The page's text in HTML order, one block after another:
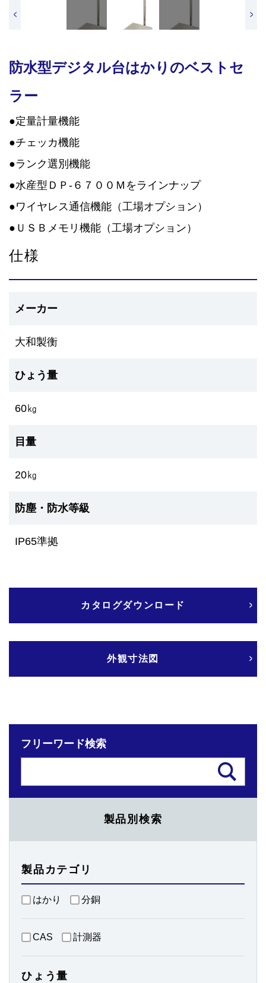
< >
防水型デジタル台はかりのベストセ
ラー
●定量計量機能
●チェッカ機能
●ランク選別機能
●水産型ＤＰ-６７００Ｍをラインナップ
●ワイヤレス通信機能（工場オプション）
●ＵＳＢメモリ機能（工場オプション）
仕様
メーカー
大和製衡
ひょう量
60㎏
目量
20㎏
防塵・防水等級
IP65準拠
カタログダウンロード
外観寸法図
フリーワード検索
製品別検索
製品カテゴリ
はかり 分銅
CAS 計測器
ひょう量